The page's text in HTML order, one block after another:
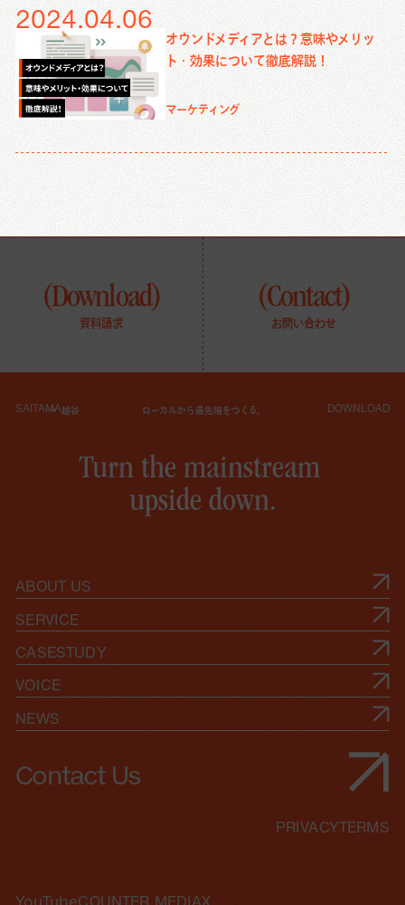
2024.04.06
オウンドメディアとは？意味やメリッ
ト・効果について徹底解説！
マーケティング
(Download)
資料請求
(Contact)
お問い合わせ
SAITAMA越谷 ローカルから最先端をつくる。 DOWNLOAD
Turn the mainstream
upside down.
ABOUT US
SERVICE
CASESTUDY
VOICE
NEWS
Contact Us
PRIVACY TERMS